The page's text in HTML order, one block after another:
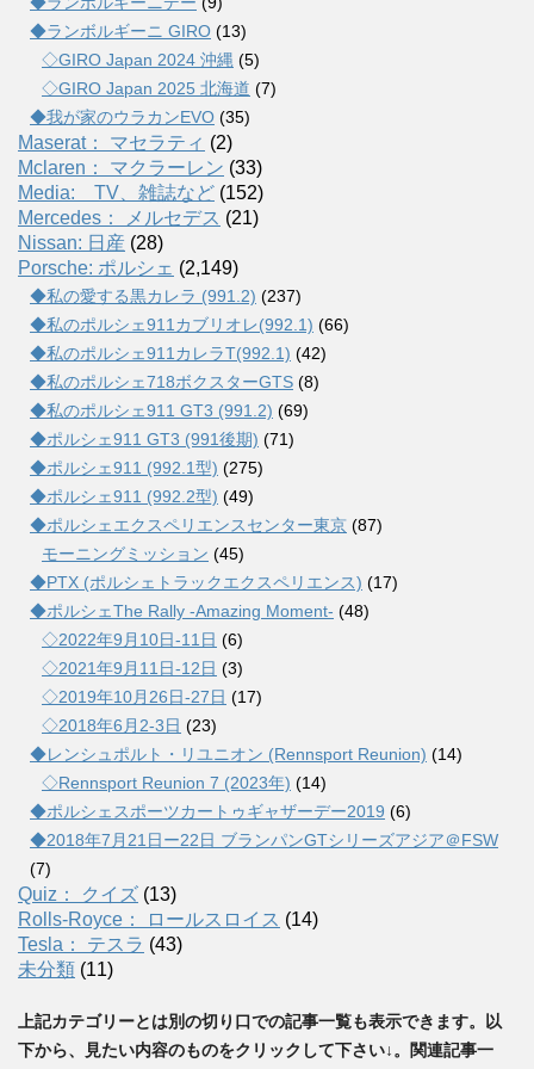
◆ランボルギーニ GIRO (13)
◇GIRO Japan 2024 沖縄 (5)
◇GIRO Japan 2025 北海道 (7)
◆我が家のウラカンEVO (35)
Maserat： マセラティ (2)
Mclaren： マクラーレン (33)
Media: TV、雑誌など (152)
Mercedes： メルセデス (21)
Nissan: 日産 (28)
Porsche: ポルシェ (2,149)
◆私の愛する黒カレラ (991.2) (237)
◆私のポルシェ911カブリオレ(992.1) (66)
◆私のポルシェ911カレラT(992.1) (42)
◆私のポルシェ718ボクスターGTS (8)
◆私のポルシェ911 GT3 (991.2) (69)
◆ポルシェ911 GT3 (991後期) (71)
◆ポルシェ911 (992.1型) (275)
◆ポルシェ911 (992.2型) (49)
◆ポルシェエクスペリエンスセンター東京 (87)
モーニングミッション (45)
◆PTX (ポルシェトラックエクスペリエンス) (17)
◆ポルシェThe Rally -Amazing Moment- (48)
◇2022年9月10日-11日 (6)
◇2021年9月11日-12日 (3)
◇2019年10月26日-27日 (17)
◇2018年6月2-3日 (23)
◆レンシュポルト・リユニオン (Rennsport Reunion) (14)
◇Rennsport Reunion 7 (2023年) (14)
◆ポルシェスポーツカートゥギャザーデー2019 (6)
◆2018年7月21日ー22日 ブランパンGTシリーズアジア＠FSW
(7)
Quiz： クイズ (13)
Rolls-Royce： ロールスロイス (14)
Tesla： テスラ (43)
未分類 (11)
上記カテゴリーとは別の切り口での記事一覧も表示できます。以
下から、見たい内容のものをクリックして下さい↓。関連記事一